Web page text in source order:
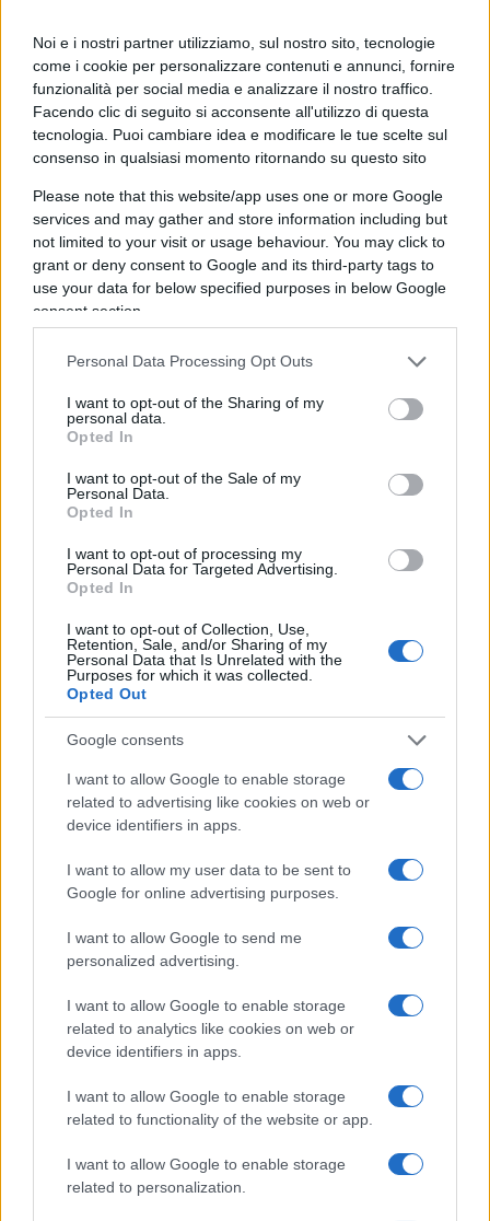
Noi e i nostri partner utilizziamo, sul nostro sito, tecnologie
come i cookie per personalizzare contenuti e annunci, fornire
funzionalità per social media e analizzare il nostro traffico.
Facendo clic di seguito si acconsente all'utilizzo di questa
tecnologia. Puoi cambiare idea e modificare le tue scelte sul
consenso in qualsiasi momento ritornando su questo sito
Please note that this website/app uses one or more Google
services and may gather and store information including but
not limited to your visit or usage behaviour. You may click to
grant or deny consent to Google and its third-party tags to
use your data for below specified purposes in below Google
consent section.
Personal Data Processing Opt Outs
I want to opt-out of the Sharing of my
personal data.
Opted In
I want to opt-out of the Sale of my
Personal Data.
Opted In
I want to opt-out of processing my
Personal Data for Targeted Advertising.
Opted In
I want to opt-out of Collection, Use,
Retention, Sale, and/or Sharing of my
Personal Data that Is Unrelated with the
Purposes for which it was collected.
Opted Out
Google consents
I want to allow Google to enable storage
related to advertising like cookies on web or
device identifiers in apps.
I want to allow my user data to be sent to
Google for online advertising purposes.
I want to allow Google to send me
personalized advertising.
I want to allow Google to enable storage
related to analytics like cookies on web or
device identifiers in apps.
I want to allow Google to enable storage
related to functionality of the website or app.
I want to allow Google to enable storage
related to personalization.
T di TRADIZIONI
“Sono le radici che ancorano la nostra identità alla
nostra terra. Non possiamo e non vogliamo
rinunciarvi. L’Italia deve riconquistare e custodire
la propria civiltà, fondata su valori, riferimenti
storici e basi precise. Sono le radici della
cristianità: del diritto romano, della filosofia
vita al Sacro Romano Impero, degli ottantamila
campanili attorno ai quali sono nate le nostre
città, delle virtù per cui si sono immolati i nostri
profumo del pane, i canti natalizi, la domenica in
famiglia, il focolare domestico. Sono le croci, le
chiese, la cucina, i poeti, gli eroi. Non vogliamo un
mondo di sradicati e non vogliamo un’Italia
non criminale, sgretola la compattezza di una
civiltà, frantuma la solidarietà sociale, annacqua
l’identità di un popolo imponendo alla convivenza
forzata un numero eccessivo ed insostenibile di
individui con storie, abitudini, riferimenti e
religioni diverse. Le nostre tradizioni non sono
negoziabili. Non sono diluibili. Per chi non si
una necessità”.
A di AMORE
“Amore per il sangue del mio sangue: la famiglia.
Amore per chi mi sta vicino: il mio prossimo.
Amore per chi condivide i miei ideali e per chi
lotta per essi: il mio popolo. La famiglia: l’unica,
insostituibile, conforme alla natura. Lo insegna la
biologia: per vincere il tempo un popolo deve